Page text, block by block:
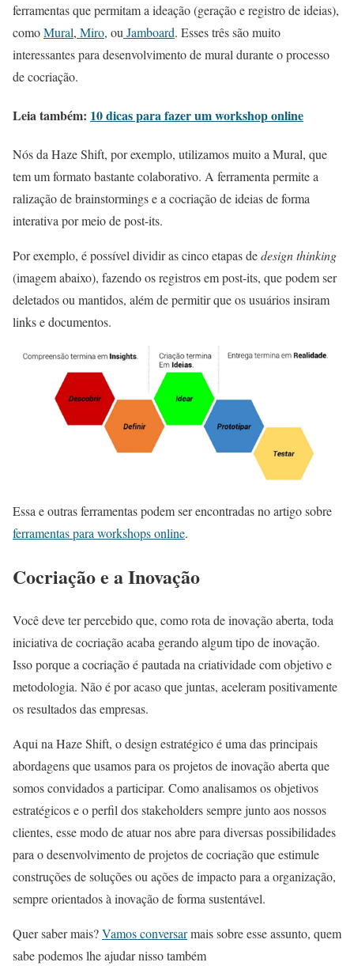
ferramentas que permitam a ideação (geração e registro de ideias),
comoMural, Miro, ou Jamboard. Esses três são muito
interessantes para desenvolvimento de mural durante o processo
de cocriação.
Leia também: 10 dicas para fazer um workshop online
Nós da Haze Shift, por exemplo, utilizamos muito a Mural, que
tem um formato bastante colaborativo. A ferramenta permite a
ralização de brainstormings e a cocriação de ideias de forma
interativa por meio de post-its.
Por exemplo, é possível dividir as cinco etapas dedesign thinking
(imagem abaixo), fazendo os registros em post-its, que podem ser
deletados ou mantidos, além de permitir que os usuários insiram
links e documentos.
Essa e outras ferramentas podem ser encontradas no artigo sobre
ferramentas para workshops online.
Cocriação e a Inovação
Você deve ter percebido que, como rota de inovação aberta, toda
iniciativa de cocriação acaba gerando algum tipo de inovação.
Isso porque a cocriação é pautada na criatividade com objetivo e
metodologia. Não é por acaso que juntas, aceleram positivamente
os resultados das empresas.
Aqui na Haze Shift, o design estratégico é uma das principais
abordagens que usamos para os projetos de inovação aberta que
somos convidados a participar. Como analisamos os objetivos
estratégicos e o perfil dos stakeholders sempre junto aos nossos
clientes, esse modo de atuar nos abre para diversas possibilidades
para o desenvolvimento de projetos de cocriação que estimule
construções de soluções ou ações de impacto para a organização,
sempre orientados à inovação de forma sustentável.
Quer saber mais?Vamos conversarmais sobre esse assunto, quem
sabe podemos lhe ajudar nisso também